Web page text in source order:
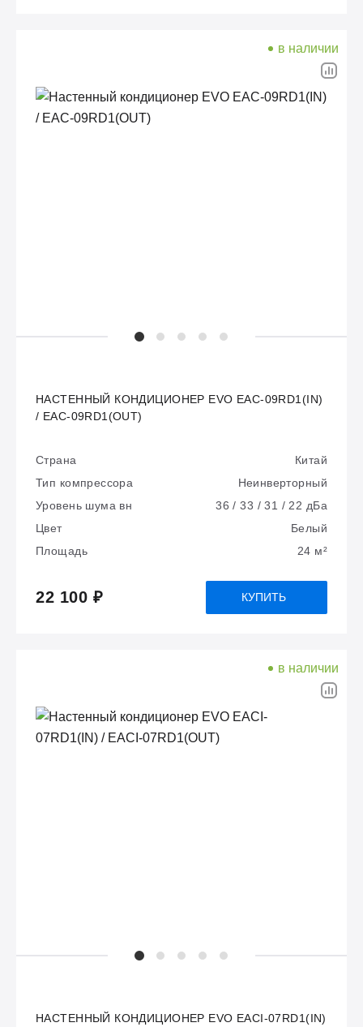
в наличии
НАСТЕННЫЙ КОНДИЦИОНЕР EVO EAC-09RD1(IN)
/ EAC-09RD1(OUT)
Страна
Китай
Тип компрессора
Неинверторный
Уровень шума вн
36 / 33 / 31 / 22 дБа
Цвет
Белый
Площадь
24 м²
22 100 ₽ КУПИТЬ
в наличии
НАСТЕННЫЙ КОНДИЦИОНЕР EVO EACI-07RD1(IN)